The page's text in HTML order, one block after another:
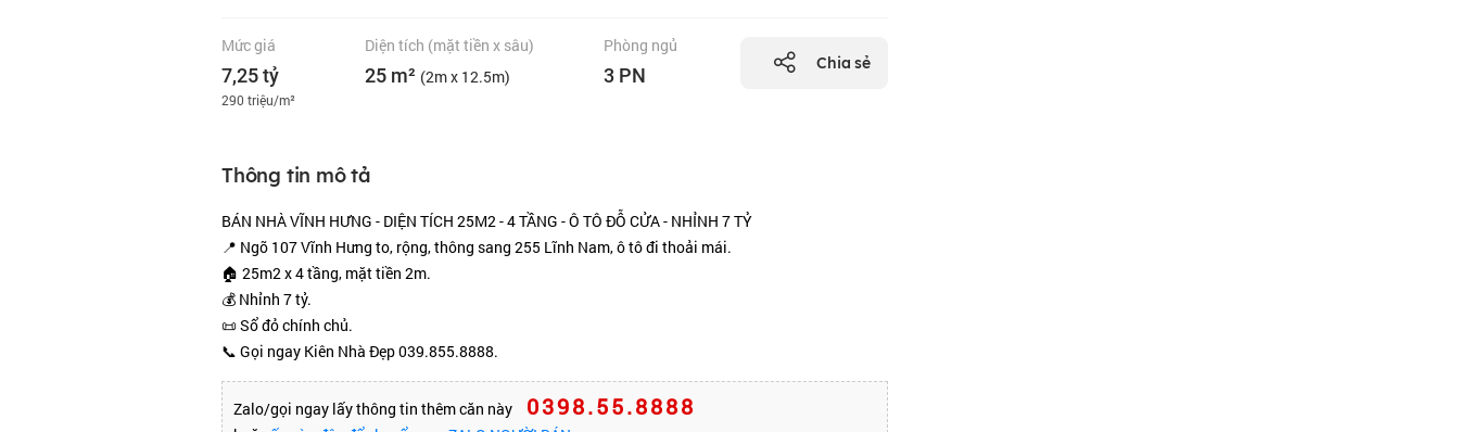
Mức giá
7,25 tỷ
290 triệu/m²
Diện tích (mặt tiền x sâu)
25 m² (2m x 12.5m)
Phòng ngủ
3 PN
Chia sẻ
Thông tin mô tả
BÁN NHÀ VĨNH HƯNG - DIỆN TÍCH 25M2 - 4 TẦNG - Ô TÔ ĐỖ CỬA - NHỈNH 7 TỶ
📍 Ngõ 107 Vĩnh Hưng to, rộng, thông sang 255 Lĩnh Nam, ô tô đi thoải mái.
🏠 25m2 x 4 tầng, mặt tiền 2m.
💰 Nhỉnh 7 tỷ.
📜 Sổ đỏ chính chủ.
📞 Gọi ngay Kiên Nhà Đẹp 039.855.8888.
Zalo/gọi ngay lấy thông tin thêm căn này 0398.55.8888